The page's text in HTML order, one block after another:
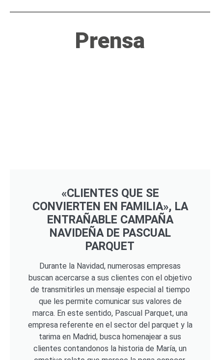
Prensa
«CLIENTES QUE SE
CONVIERTEN EN FAMILIA», LA
ENTRAÑABLE CAMPAÑA
NAVIDEÑA DE PASCUAL
PARQUET
Durante la Navidad, numerosas empresas
buscan acercarse a sus clientes con el objetivo
de transmitirles un mensaje especial al tiempo
que les permite comunicar sus valores de
marca. En este sentido, Pascual Parquet, una
empresa referente en el sector del parquet y la
tarima en Madrid, busca homenajear a sus
clientes contandonos la historia de María, un